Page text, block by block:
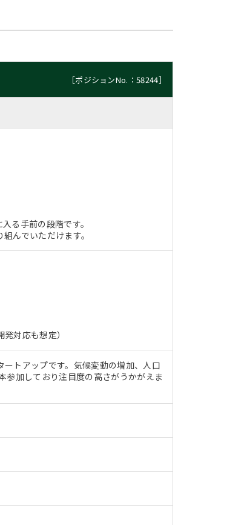
［ポジションNo.：58244］
る手前の段階です。
んでいただけます。
対応も想定）
トアップです。気候変動の増加、人口
参加しており注目度の高さがうかがえま